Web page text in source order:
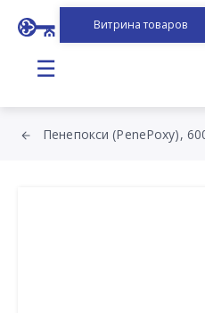
Витрина товаров
☰
Пенепокси (PenePoxy),